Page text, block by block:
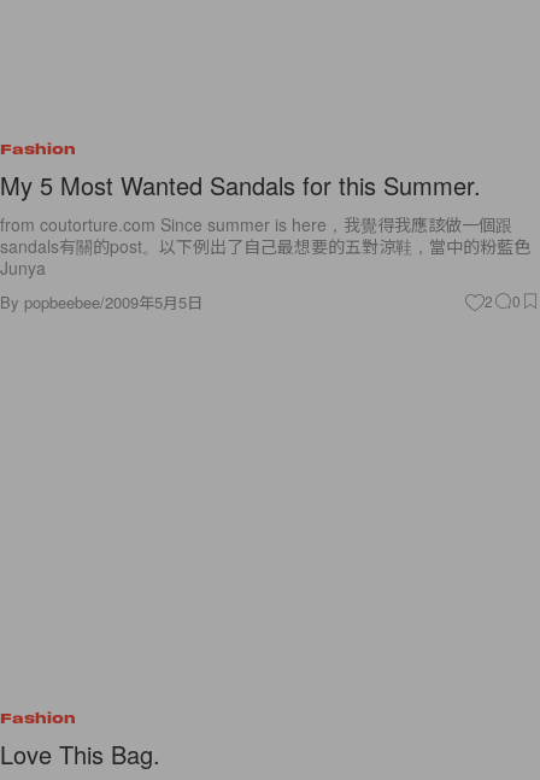
Fashion
My 5 Most Wanted Sandals for this Summer.
from coutorture.com Since summer is here，我覺得我應該做一個跟
sandals有關的post。以下例出了自己最想要的五對涼鞋，當中的粉藍色
Junya
By popbeebee/2009年5月5日 2 0
Fashion
Love This Bag.